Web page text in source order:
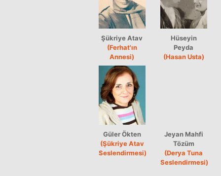
Şükriye Atav
(Ferhat'ın
Annesi)
Hüseyin
Peyda
(Hasan Usta)
Güler Ökten
(Şükriye Atav
Seslendirmesi)
Jeyan Mahfi
Tözüm
(Derya Tuna
Seslendirmesi)